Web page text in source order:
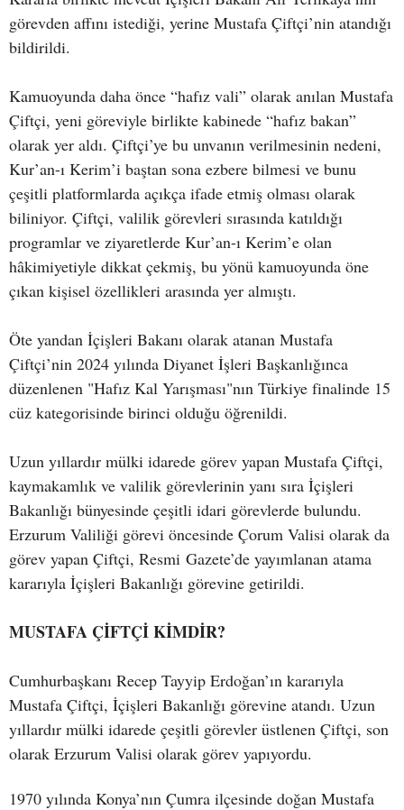
görevden affını istediği, yerine Mustafa Çiftçi’nin atandığı
bildirildi.
Kamuoyunda daha önce “hafız vali” olarak anılan Mustafa
Çiftçi, yeni göreviyle birlikte kabinede “hafız bakan”
olarak yer aldı. Çiftçi’ye bu unvanın verilmesinin nedeni,
Kur’an-ı Kerim’i baştan sona ezbere bilmesi ve bunu
çeşitli platformlarda açıkça ifade etmiş olması olarak
biliniyor. Çiftçi, valilik görevleri sırasında katıldığı
programlar ve ziyaretlerde Kur’an-ı Kerim’e olan
hâkimiyetiyle dikkat çekmiş, bu yönü kamuoyunda öne
çıkan kişisel özellikleri arasında yer almıştı.
Öte yandan İçişleri Bakanı olarak atanan Mustafa
Çiftçi’nin 2024 yılında Diyanet İşleri Başkanlığınca
düzenlenen "Hafız Kal Yarışması"nın Türkiye finalinde 15
cüz kategorisinde birinci olduğu öğrenildi.
Uzun yıllardır mülki idarede görev yapan Mustafa Çiftçi,
kaymakamlık ve valilik görevlerinin yanı sıra İçişleri
Bakanlığı bünyesinde çeşitli idari görevlerde bulundu.
Erzurum Valiliği görevi öncesinde Çorum Valisi olarak da
görev yapan Çiftçi, Resmi Gazete’de yayımlanan atama
kararıyla İçişleri Bakanlığı görevine getirildi.
MUSTAFA ÇİFTÇİ KİMDİR?
Cumhurbaşkanı Recep Tayyip Erdoğan’ın kararıyla
Mustafa Çiftçi, İçişleri Bakanlığı görevine atandı. Uzun
yıllardır mülki idarede çeşitli görevler üstlenen Çiftçi, son
olarak Erzurum Valisi olarak görev yapıyordu.
1970 yılında Konya’nın Çumra ilçesinde doğan Mustafa